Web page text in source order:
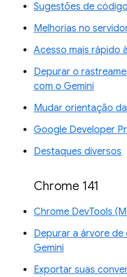
Sugestões de
Melhorias no
Acesso mais rápido
Depurar o
com o Gemini
Mudar orientação
Google Developer
Destaques diversos
Chrome 141
Chrome DevTools
Depurar a árvore
Gemini
Exportar suas